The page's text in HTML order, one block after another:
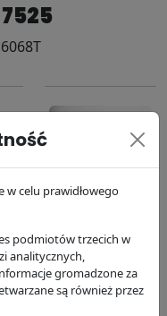
7525
Filtr powietrza
Donaldson
268.12 zł
w celu prawidłowego
podmiotów trzecich w
analitycznych,
gromadzone za
są również przez